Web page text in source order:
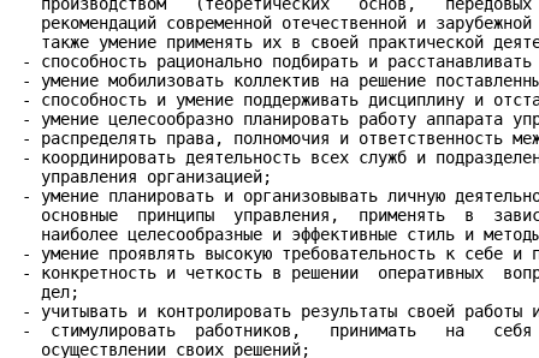
рекомендаций современной отечественной и
также умение применять их в своей практической
- способность рационально подбирать и
- умение мобилизовать коллектив на решение
- способность и умение поддерживать дисциплину и
- умение целесообразно планировать работу аппарата
- распределять права, полномочия и ответственность
- координировать деятельность всех служб и
   управления организацией;
- умение планировать и организовывать личную
основные  принципы  управления,  применять  в
наиболее целесообразные и эффективные стиль и
- умение проявлять высокую требовательность к себе и
- конкретность и четкость в решении  оперативных
   дел;
- учитывать и контролировать результаты своей работы
-  стимулировать  работников,   принимать   на
   осуществлении своих решений;